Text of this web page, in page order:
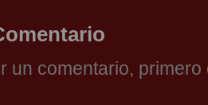
un comentario,